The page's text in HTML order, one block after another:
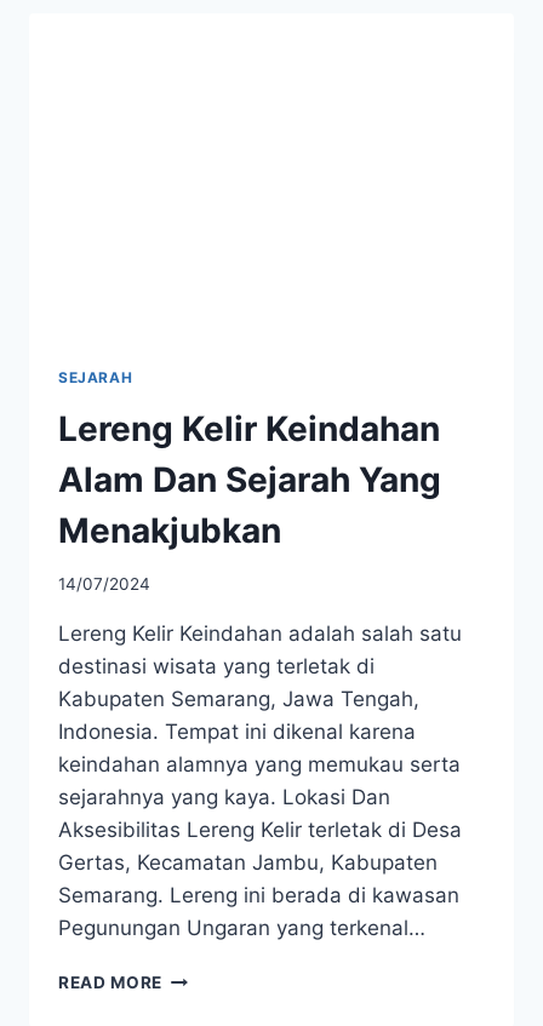
SEJARAH
Lereng Kelir Keindahan
Alam Dan Sejarah Yang
Menakjubkan
14/07/2024
Lereng Kelir Keindahan adalah salah satu
destinasi wisata yang terletak di
Kabupaten Semarang, Jawa Tengah,
Indonesia. Tempat ini dikenal karena
keindahan alamnya yang memukau serta
sejarahnya yang kaya. Lokasi Dan
Aksesibilitas Lereng Kelir terletak di Desa
Gertas, Kecamatan Jambu, Kabupaten
Semarang. Lereng ini berada di kawasan
Pegunungan Ungaran yang terkenal…
READ MORE LERENG